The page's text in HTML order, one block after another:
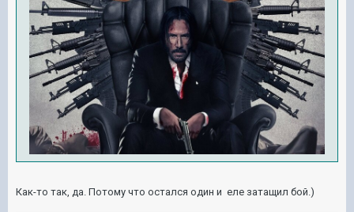
Как-то так, да. Потому что остался один и еле затащил бой.)